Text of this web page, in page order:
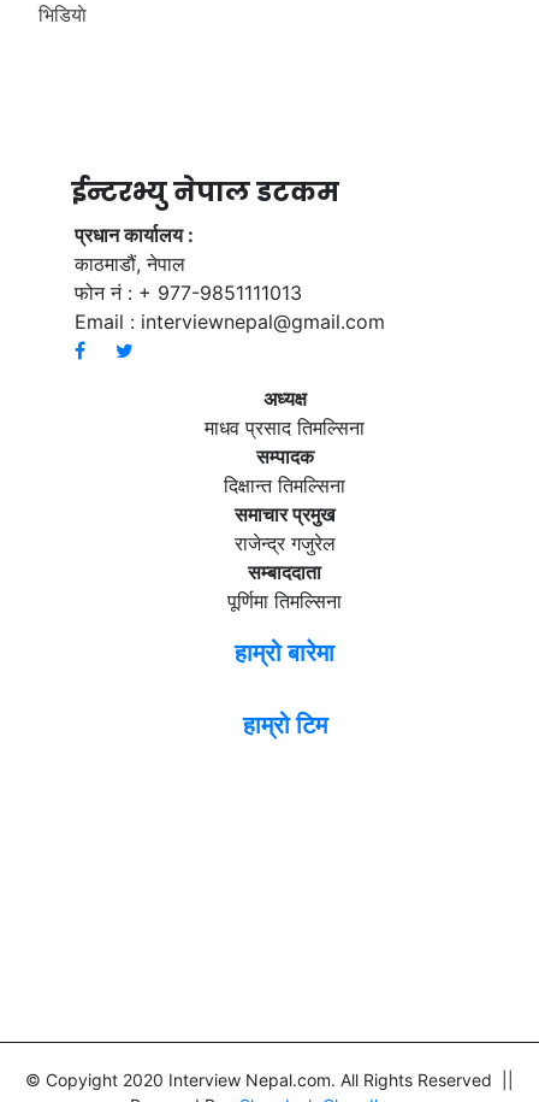
भिडियाे
ईन्टरभ्यु नेपाल डटकम
प्रधान कार्यालय :
काठमाडौं, नेपाल
फोन नं : + 977-9851111013
Email : interviewnepal@gmail.com
अध्यक्ष
माधव प्रसाद तिमल्सिना
सम्पादक
दिक्षान्त तिमल्सिना
समाचार प्रमुख
राजेन्द्र गजुरेल
सम्बाददाता
पूर्णिमा तिमल्सिना
हाम्रो बारेमा
हाम्रो टिम
© Copyight 2020 Interview Nepal.com. All Rights Reserved ||